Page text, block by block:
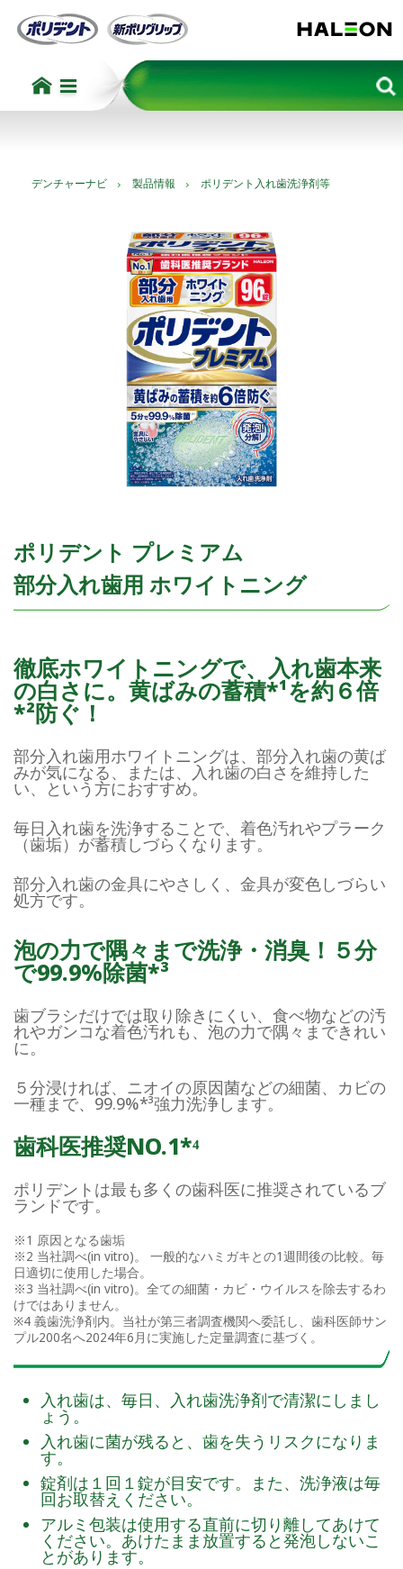
デンチャーナビ 製品情報 ポリデント入れ歯洗浄剤等
ポリデント プレミアム
部分入れ歯用 ホワイトニング
徹底ホワイトニングで、入れ歯本来
の白さに。黄ばみの蓄積*¹を約６倍
*²防ぐ！
部分入れ歯用ホワイトニングは、部分入れ歯の黄ば
みが気になる、または、入れ歯の白さを維持した
い、という方におすすめ。
毎日入れ歯を洗浄することで、着色汚れやプラーク
（歯垢）が蓄積しづらくなります。
部分入れ歯の金具にやさしく、金具が変色しづらい
処方です。
泡の力で隅々まで洗浄・消臭！５分
で99.9%除菌*³
歯ブラシだけでは取り除きにくい、食べ物などの汚
れやガンコな着色汚れも、泡の力で隅々まできれい
に。
５分浸ければ、ニオイの原因菌などの細菌、カビの
一種まで、99.9%*³強力洗浄します。
歯科医推奨NO.1*⁴
ポリデントは最も多くの歯科医に推奨されているブ
ランドです。
※1 原因となる歯垢
※2 当社調べ(in vitro)。 一般的なハミガキとの1週間後の比較。毎
日適切に使用した場合。
※3 当社調べ(in vitro)。全ての細菌・カビ・ウイルスを除去するわ
けではありません。
※4 義⻭洗浄剤内。当社が第三者調査機関へ委託し、⻭科医師サン
プル200名へ2024年6⽉に実施した定量調査に基づく。
入れ歯は、毎日、入れ歯洗浄剤で清潔にしまし
ょう。
入れ歯に菌が残ると、歯を失うリスクになりま
す。
錠剤は１回１錠が目安です。また、洗浄液は毎
回お取替えください。
アルミ包装は使用する直前に切り離してあけて
ください。あけたまま放置すると発泡しないこ
とがあります。